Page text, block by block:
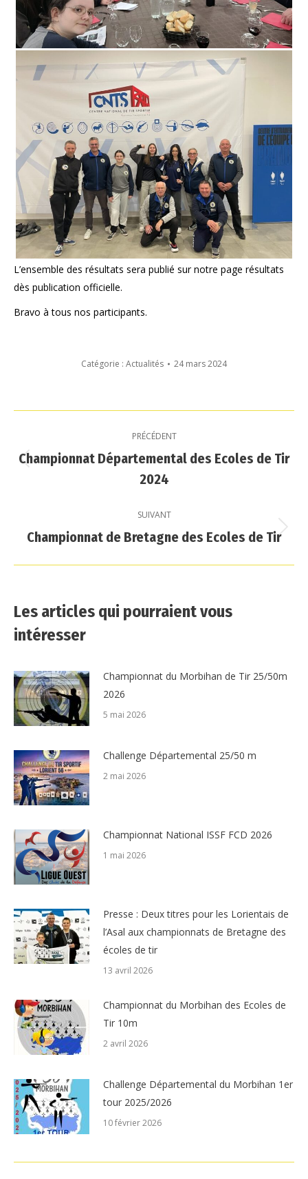
L’ensemble des résultats sera publié sur notre page résultats
dès publication officielle.
Bravo à tous nos participants.
Catégorie : Actualités 24 mars 2024
article
PRÉCÉDENT
Article
précédent
Championnat Départemental des Ecoles de Tir
2024
SUIVANT
Article
Championnat de Bretagne des Ecoles de Tir
Les articles qui pourraient vous
intéresser
Championnat du Morbihan de Tir 25/50m
2026
5 mai 2026
Challenge Départemental 25/50 m
2 mai 2026
Championnat National ISSF FCD 2026
1 mai 2026
Presse : Deux titres pour les Lorientais de
l’Asal aux championnats de Bretagne des
écoles de tir
13 avril 2026
Championnat du Morbihan des Ecoles de
Tir 10m
2 avril 2026
Challenge Départemental du Morbihan 1er
tour 2025/2026
10 février 2026